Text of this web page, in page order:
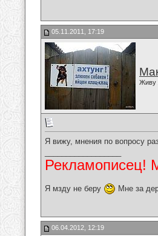
05.11.2011, 17:19
Живу
Я вижу, мнения по вопросу
Рекламописец!
Я мзду не беру Мне за
06.04.2012, 12:19